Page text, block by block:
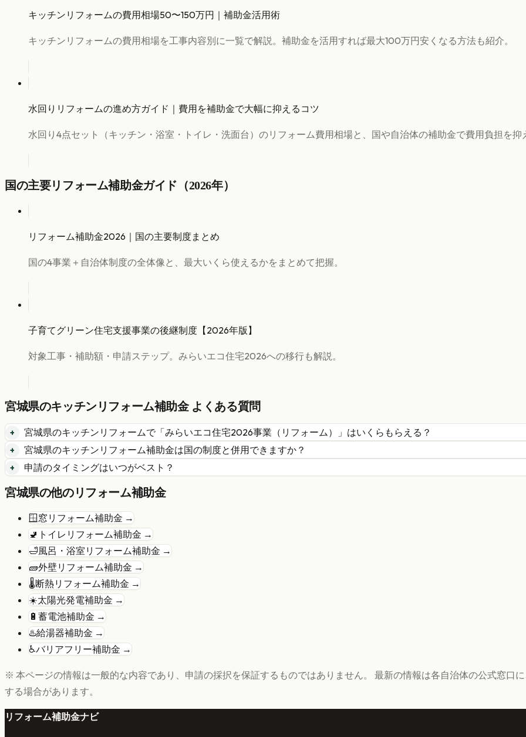
キッチンリフォームの費用相場50〜150万円｜補助金活用術
キッチンリフォームの費用相場を工事内容別に一覧で解説。補助金を活用すれば最大100万円安くなる方法も紹介。
水回りリフォームの進め方ガイド｜費用を補助金で大幅に抑えるコツ
水回り4点セット（キッチン・浴室・トイレ・洗面台）のリフォーム費用相場と、国や自治体の補助金で費用負担を抑
国の主要リフォーム補助金ガイド（2026年）
リフォーム補助金2026｜国の主要制度まとめ
国の4事業＋自治体制度の全体像と、最大いくら使えるかをまとめて把握。
子育てグリーン住宅支援事業の後継制度【2026年版】
対象工事・補助額・申請ステップ。みらいエコ住宅2026への移行も解説。
宮城県のキッチンリフォーム補助金 よくある質問
宮城県のキッチンリフォームで「みらいエコ住宅2026事業（リフォーム）
」はいくらもらえる？
宮城県のキッチンリフォーム補助金は国の制度と併用できますか？
申請のタイミングはいつがベスト？
宮城県の他のリフォーム補助金
🪟 窓リフォーム補助金 →
🚽 トイレリフォーム補助金 →
🛁風呂・浴室リフォーム補助金 →
🧱外壁リフォーム補助金 →
🌡️断熱リフォーム補助金 →
☀️太陽光発電補助金 →
🔋 蓄電池補助金 →
♨️給湯器補助金 →
♿バリアフリー補助金 →
※ 本ページの情報は一般的な内容であり、申請の採択を保証するものではありません。 最新の情報は各自治体の公式窓口
する場合があります。
リフォーム補助金ナビ